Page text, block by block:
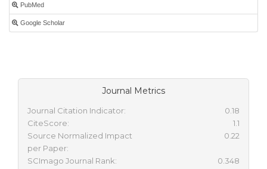
PubMed
Google Scholar
Journal Metrics
Journal Citation Indicator:
0.18
CiteScore:
1.1
Source Normalized Impact
per Paper:
0.22
SCImago Journal Rank: 0.348